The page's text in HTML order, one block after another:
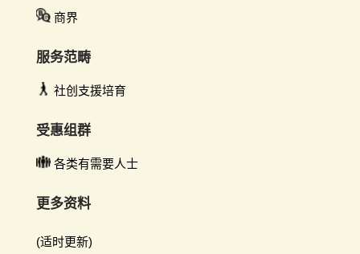
商界
服务范畴
社创支援培育
受惠组群
各类有需要人士
更多资料
(适时更新)